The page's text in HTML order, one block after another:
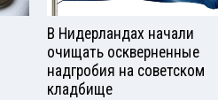
В Нидерландах начали
очищать оскверненные
надгробия на советском
кладбище